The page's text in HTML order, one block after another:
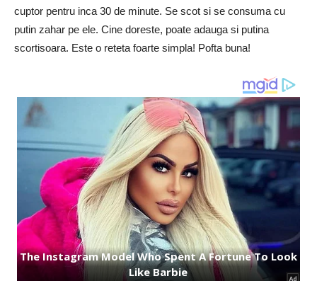
cuptor pentru inca 30 de minute. Se scot si se consuma cu
putin zahar pe ele. Cine doreste, poate adauga si putina
scortisoara. Este o reteta foarte simpla! Pofta buna!